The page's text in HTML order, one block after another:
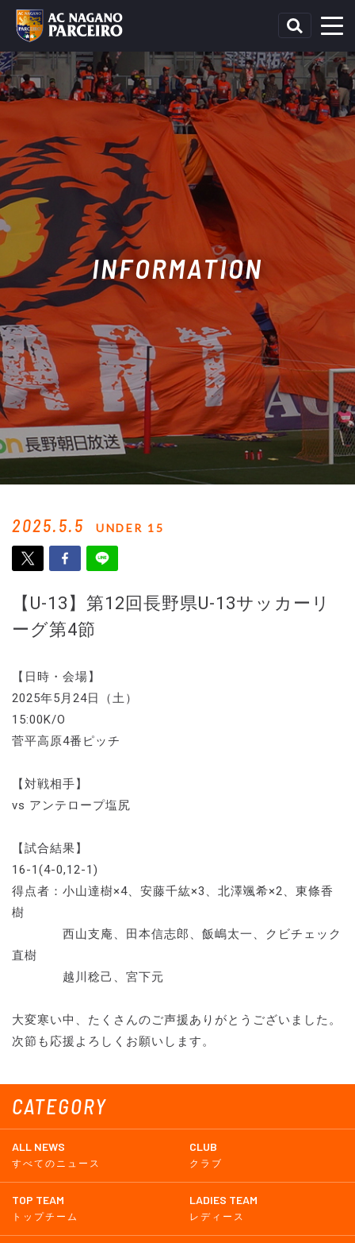
INFORMATION
CATEGORY
ALL NEWS
すべてのニュース
CLUB
クラブ
TOP TEAM
トップチーム
LADIES TEAM
レディース
2025.5.5 UNDER 15
【U-13】第12回長野県U-13サッカーリ
ーグ第4節
【日時・会場】
2025年5月24日（土）
15:00K/O
菅平高原4番ピッチ
【対戦相手】
vs アンテロープ塩尻
【試合結果】
16-1(4-0,12-1)
得点者：小山達樹×4、安藤千紘×3、北澤颯希×2、東條香
樹
西山支庵、田本信志郎、飯嶋太一、クビチェック
直樹
越川稔己、宮下元
大変寒い中、たくさんのご声援ありがとうございました。
次節も応援よろしくお願いします。